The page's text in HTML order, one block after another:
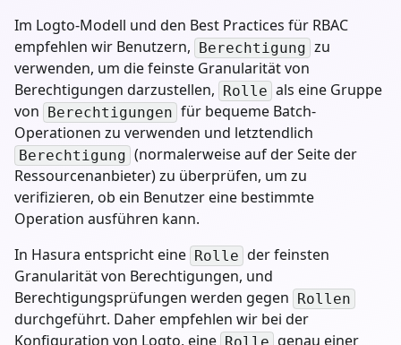
Im Logto-Modell und den Best Practices für RBAC
empfehlen wir Benutzern, Berechtigung zu
verwenden, um die feinste Granularität von
Berechtigungen darzustellen, Rolle als eine Gruppe
von Berechtigungen für bequeme Batch-
Operationen zu verwenden und letztendlich
Berechtigung (normalerweise auf der Seite der
Ressourcenanbieter) zu überprüfen, um zu
verifizieren, ob ein Benutzer eine bestimmte
Operation ausführen kann.
In Hasura entspricht eine Rolle der feinsten
Granularität von Berechtigungen, und
Berechtigungsprüfungen werden gegen Rollen
durchgeführt. Daher empfehlen wir bei der
Konfiguration von Logto, eine Rolle genau einer